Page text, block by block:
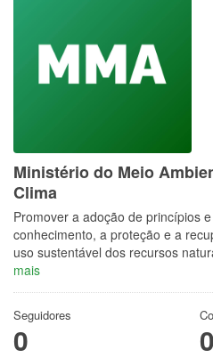
Ministério do Meio
Clima
Promover a adoção de princípios
conhecimento, a proteção e a
uso sustentável dos recursos
mais
Seguidores
0 0